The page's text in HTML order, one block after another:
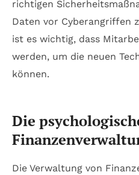
richtigen
Daten vor Cyberangriffen
ist es wichtig, dass
werden, um die neuen
können.
Die
Die Verwaltung von